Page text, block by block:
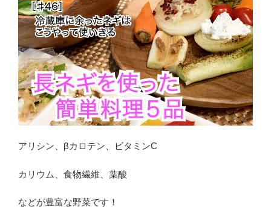
アリシン、βカロテン、ビタミンC
カリウム、食物繊維、葉酸
などが豊富な野菜です！